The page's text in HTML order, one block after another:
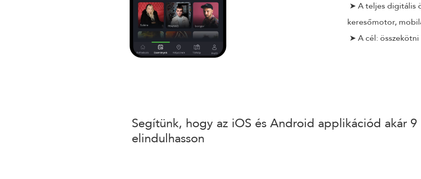
➤ A teljes digitális
keresőmotor,
➤ A cél:
Segítünk, hogy az iOS és Android applikációd akár
elindulhasson